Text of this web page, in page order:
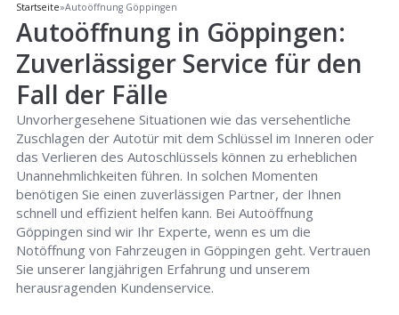
Startseite»Autoöffnung Göppingen
Autoöffnung in Göppingen:
Zuverlässiger Service für den
Fall der Fälle
Unvorhergesehene Situationen wie das versehentliche
Zuschlagen der Autotür mit dem Schlüssel im Inneren oder
das Verlieren des Autoschlüssels können zu erheblichen
Unannehmlichkeiten führen. In solchen Momenten
benötigen Sie einen zuverlässigen Partner, der Ihnen
schnell und effizient helfen kann. Bei Autoöffnung
Göppingen sind wir Ihr Experte, wenn es um die
Notöffnung von Fahrzeugen in Göppingen geht. Vertrauen
Sie unserer langjährigen Erfahrung und unserem
herausragenden Kundenservice.